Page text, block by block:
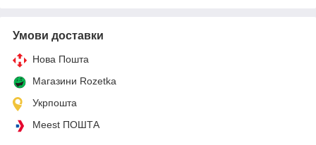
Умови доставки
Нова Пошта
Магазини Rozetka
Укрпошта
Meest ПОШТА